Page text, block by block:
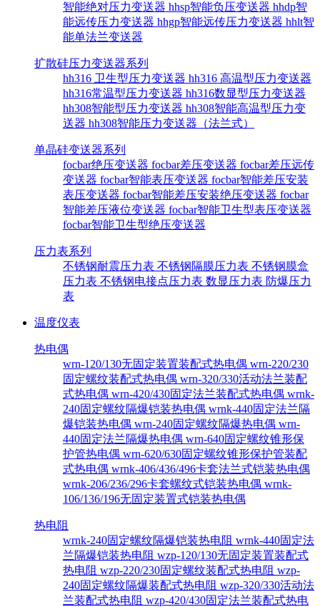
智能绝对压力变送器 hhsp智能负压变送器 hhdp智
能远传压力变送器 hhgp智能远传压力变送器 hhlt智
能单法兰变送器
扩散硅压力变送器系列
hh316 卫生型压力变送器 hh316 高温型压力变送器
hh316常温型压力变送器 hh316数显型压力变送器
hh308智能型压力变送器 hh308智能高温型压力变
送器 hh308智能压力变送器（法兰式）
单晶硅变送器系列
focbar绝压变送器 focbar差压变送器 focbar差压远传
变送器 focbar智能表压变送器 focbar智能差压安装
表压变送器 focbar智能差压安装绝压变送器 focbar
智能差压液位变送器 focbar智能卫生型表压变送器
focbar智能卫生型绝压变送器
压力表系列
不锈钢耐震压力表 不锈钢隔膜压力表 不锈钢膜盒
压力表 不锈钢电接点压力表 数显压力表 防爆压力
表
温度仪表
热电偶
wrn-120/130无固定装置装配式热电偶 wrn-220/230
固定螺纹装配式热电偶 wrn-320/330活动法兰装配
式热电偶 wrn-420/430固定法兰装配式热电偶 wrnk-
240固定螺纹隔爆铠装热电偶 wrnk-440固定法兰隔
爆铠装热电偶 wrn-240固定螺纹隔爆热电偶 wrn-
440固定法兰隔爆热电偶 wrn-640固定螺纹锥形保
护管热电偶 wrn-620/630固定螺纹锥形保护管装配
式热电偶 wrnk-406/436/496卡套法兰式铠装热电偶
wrnk-206/236/296卡套螺纹式铠装热电偶 wrnk-
106/136/196无固定装置式铠装热电偶
热电阻
wrnk-240固定螺纹隔爆铠装热电阻 wrnk-440固定法
兰隔爆铠装热电阻 wzp-120/130无固定装置装配式
热电阻 wzp-220/230固定螺纹装配式热电阻 wzp-
240固定螺纹隔爆装配式热电阻 wzp-320/330活动法
兰装配式热电阻 wzp-420/430固定法兰装配式热电